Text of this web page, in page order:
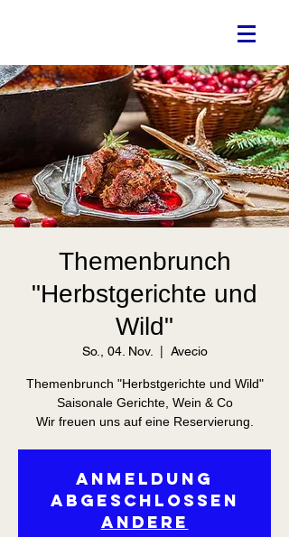
Themenbrunch
"Herbstgerichte und
Wild"
So., 04. Nov. Avecio
Themenbrunch "Herbstgerichte und Wild"
Saisonale Gerichte, Wein & Co
Wir freuen uns auf eine Reservierung.
Anmeldung
abgeschlossen
Andere